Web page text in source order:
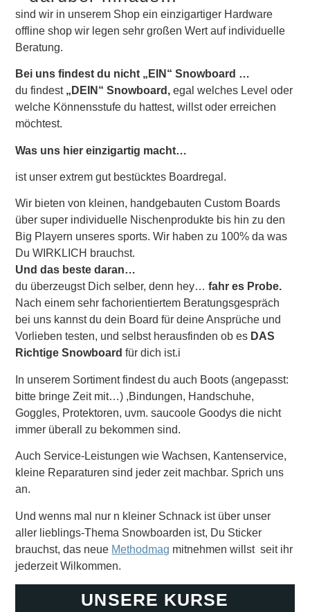
sind wir in unserem Shop ein einzigartiger Hardware
offline shop wir legen sehr großen Wert auf individuelle
Beratung.
Bei uns findest du nicht „EIN“ Snowboard …
du findest „DEIN“ Snowboard, egal welches Level oder
welche Könnensstufe du hattest, willst oder erreichen
möchtest.
Was uns hier einzigartig macht…
ist unser extrem gut bestücktes Boardregal.
Wir bieten von kleinen, handgebauten Custom Boards
über super individuelle Nischenprodukte bis hin zu den
Big Playern unseres sports. Wir haben zu 100% da was
Du WIRKLICH brauchst.
Und das beste daran…
du überzeugst Dich selber, denn hey…fahr es Probe.
Nach einem sehr fachorientiertem Beratungsgespräch
bei uns kannst du dein Board für deine Ansprüche und
Vorlieben testen, und selbst herausfinden ob es DAS
Richtige Snowboard für dich ist.i
In unserem Sortiment findest du auch Boots (angepasst:
bitte bringe Zeit mit…) ,Bindungen, Handschuhe,
Goggles, Protektoren, uvm. saucoole Goodys die nicht
immer überall zu bekommen sind.
Auch Service-Leistungen wie Wachsen, Kantenservice,
kleine Reparaturen sind jeder zeit machbar. Sprich uns
an.
Und wenns mal nur n kleiner Schnack ist über unser
aller lieblings-Thema Snowboarden ist, Du Sticker
brauchst, das neue Methodmag mitnehmen willst seit ihr
jederzeit Wilkommen.
UNSERE KURSE